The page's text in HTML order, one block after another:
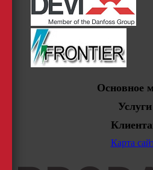
Основное
Услуги
Карта